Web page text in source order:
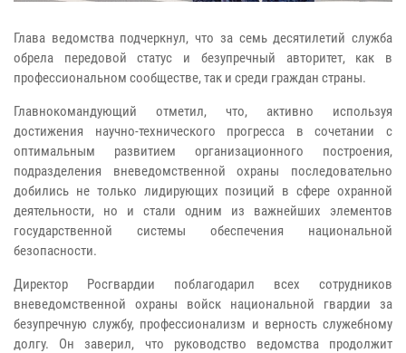
Глава ведомства подчеркнул, что за семь десятилетий служба
обрела передовой статус и безупречный авторитет, как в
профессиональном сообществе, так и среди граждан страны.
Главнокомандующий отметил, что, активно используя
достижения научно-технического прогресса в сочетании с
оптимальным развитием организационного построения,
подразделения вневедомственной охраны последовательно
добились не только лидирующих позиций в сфере охранной
деятельности, но и стали одним из важнейших элементов
государственной системы обеспечения национальной
безопасности.
Директор Росгвардии поблагодарил всех сотрудников
вневедомственной охраны войск национальной гвардии за
безупречную службу, профессионализм и верность служебному
долгу. Он заверил, что руководство ведомства продолжит